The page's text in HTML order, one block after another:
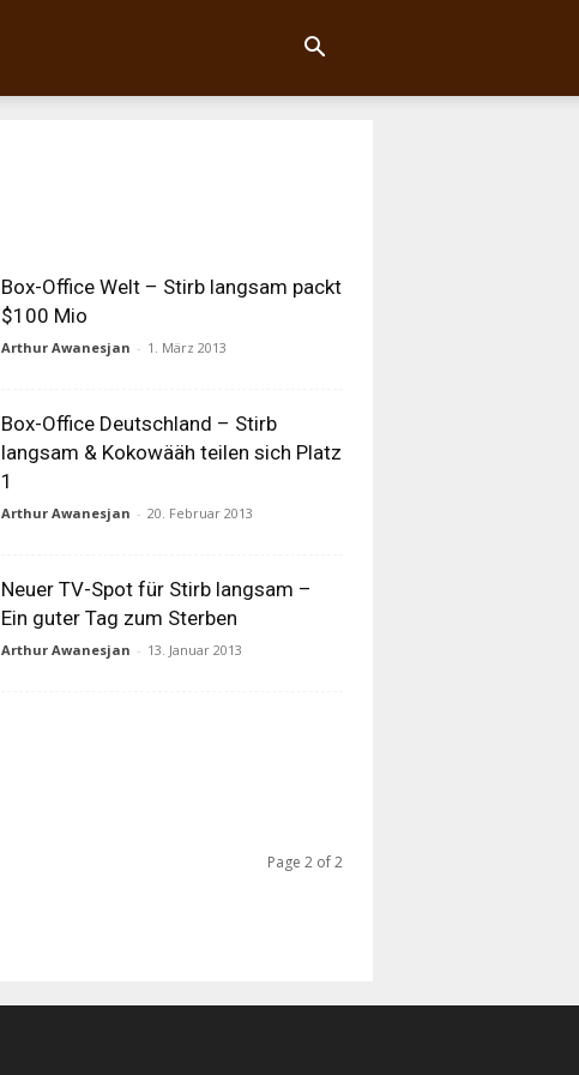
Box-Office Welt – Stirb langsam packt
$100 Mio
Arthur Awanesjan - 1. März 2013
Box-Office Deutschland – Stirb
langsam & Kokowääh teilen sich Platz
1
Arthur Awanesjan - 20. Februar 2013
Neuer TV-Spot für Stirb langsam –
Ein guter Tag zum Sterben
Arthur Awanesjan - 13. Januar 2013
Page 2 of 2